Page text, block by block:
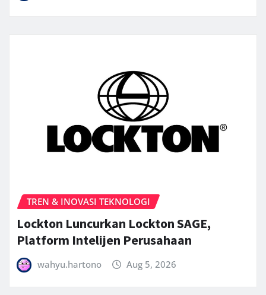
TREN & INOVASI TEKNOLOGI
Lockton Luncurkan Lockton SAGE,
Platform Intelijen Perusahaan
wahyu.hartono Aug 5, 2026